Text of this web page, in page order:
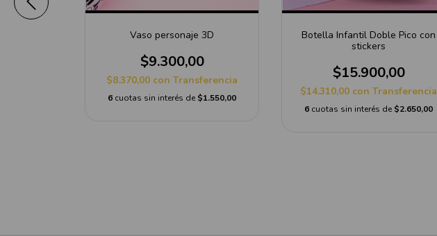
Vaso personaje 3D
$9.300,00
$8.370,00 con Transferencia
6 cuotas sin interés de $1.550,00
Botella Infantil Doble Pico con
stickers
$15.900,00
$14.310,00 con Transferencia
6 cuotas sin interés de $2.650,00